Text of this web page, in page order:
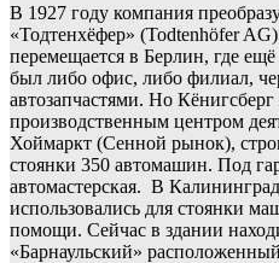
В 1927 году компания
«Тодтенхёфер» (Todtenhöfer
перемещается в Берлин, где
был либо офис, либо филиал,
автозапчастями. Но
производственным центром
Хоймаркт (Сенной рынок),
стоянки 350 автомашин. Под
автомастерская. В
использовались для стоянки
помощи. Сейчас в здании
«Барнаульский»